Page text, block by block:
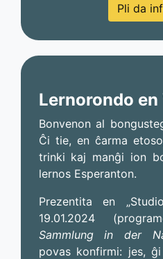
Pli da
Lernorondo en
Bonvenon al
Ĉi tie, en ĉarma
trinki kaj manĝi ion
lernos Esperanton.
Prezentita en
19.01.2024
Sammlung in der
povas konfirmi: jes,